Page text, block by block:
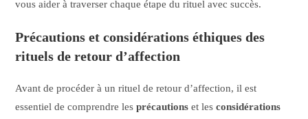
vous aider à traverser chaque étape du rituel avec succès.
Précautions et considérations éthiques des
rituels de retour d’affection
Avant de procéder à un rituel de retour d’affection, il est
essentiel de comprendre lesprécautions et lesconsidérations